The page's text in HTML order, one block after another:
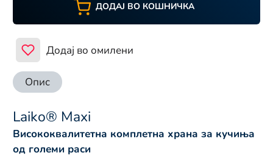
ДОДАЈ ВО КОШНИЧКА
Додај во омилени
Опис
Laiko® Maxi
Висококвалитетна комплетна храна за кучиња
од големи раси